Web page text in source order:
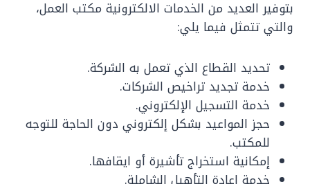
بتوفير العديد من الخدمات الالكترونية مكتب العمل،
والتي تتمثل فيما يلي:
تحديد القطاع الذي تعمل به الشركة.
خدمة تجديد تراخيص الشركات.
خدمة التسجيل الإلكتروني.
حجز المواعيد بشكل إلكتروني دون الحاجة للتوجه
للمكتب.
إمكانية استخراج تأشيرة أو ايقافها.